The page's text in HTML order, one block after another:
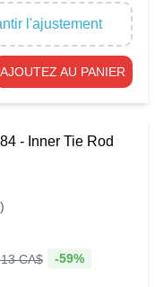
l'ajustement
AJOUTEZ AU PANIER
- Inner Tie Rod
13CA$ -59%